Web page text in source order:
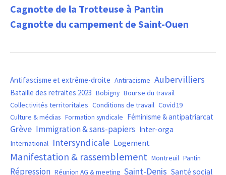
Cagnotte de la Trotteuse à Pantin
Cagnotte du campement de Saint-Ouen
Antifascisme et extrême-droite Antiracisme Aubervilliers
Bataille des retraites 2023 Bobigny Bourse du travail
Collectivités territoritales Conditions de travail Covid19
Culture & médias Formation syndicale Féminisme & antipatriarcat
Grève Immigration & sans-papiers Inter-orga
International Intersyndicale Logement
Manifestation & rassemblement Montreuil Pantin
Répression Réunion AG & meeting Saint-Denis Santé social